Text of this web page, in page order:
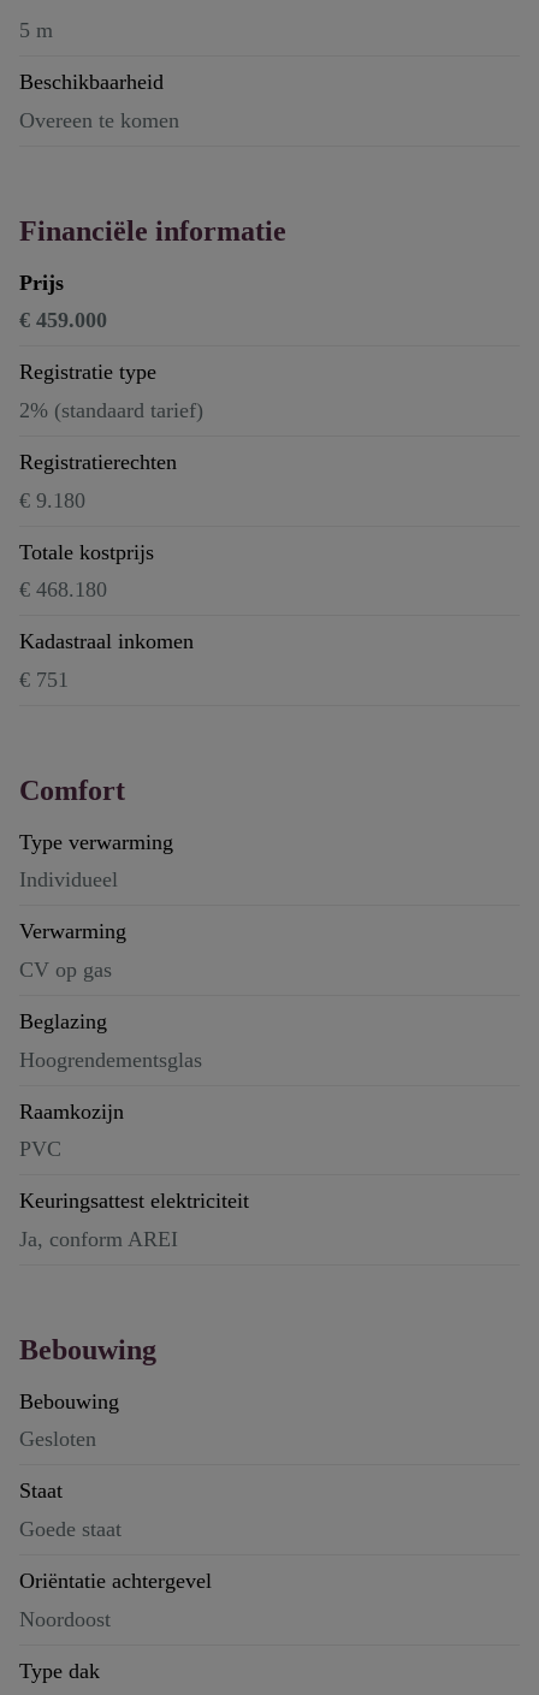
5 m
Beschikbaarheid
Overeen te komen
Financiële informatie
Prijs
€ 459.000
Registratie type
2% (standaard tarief)
Registratierechten
€ 9.180
Totale kostprijs
€ 468.180
Kadastraal inkomen
€ 751
Comfort
Type verwarming
Individueel
Verwarming
CV op gas
Beglazing
Hoogrendementsglas
Raamkozijn
PVC
Keuringsattest elektriciteit
Ja, conform AREI
Bebouwing
Bebouwing
Gesloten
Staat
Goede staat
Oriëntatie achtergevel
Noordoost
Type dak